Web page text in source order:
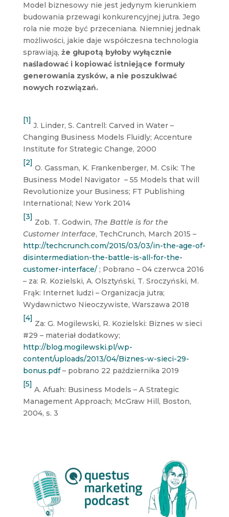
Model biznesowy nie jest jedynym kierunkiem
budowania przewagi konkurencyjnej jutra. Jego
rola nie może być przeceniana. Niemniej jednak
możliwości, jakie daje współczesna technologia
sprawiają, że głupotą byłoby wyłącznie
naśladować i kopiować istniejące formuły
generowania zysków, a nie poszukiwać
nowych rozwiązań.
[1]
J. Linder, S. Cantrell: Carved in Water –
Changing Business Models Fluidly; Accenture
Institute for Strategic Change, 2000
[2]
O. Gassman, K. Frankenberger, M. Csik: The
Business Model Navigator – 55 Models that will
Revolutionize your Business; FT Publishing
International; New York 2014
[3]
Zob. T. Godwin, The Battle is for the
Customer Interface, TechCrunch, March 2015 –
http://techcrunch.com/2015/03/03/in-the-age-of-
disintermediation-the-battle-is-all-for-the-
customer-interface/; Pobrano – 04 czerwca 2016
– za: R. Kozielski, A. Olsztyński, T. Sroczyński, M.
Frąk: Internet ludzi – Organizacja jutra;
Wydawnictwo Nieoczywiste, Warszawa 2018
[4]
Za: G. Mogilewski, R. Kozielski: Biznes w sieci
#29 – materiał dodatkowy;
http://blog.mogilewski.pl/wp-
content/uploads/2013/04/Biznes-w-sieci-29-
bonus.pdf– pobrano 22 października 2019
[5]
A. Afuah: Business Models – A Strategic
Management Approach; McGraw Hill, Boston,
2004, s. 3